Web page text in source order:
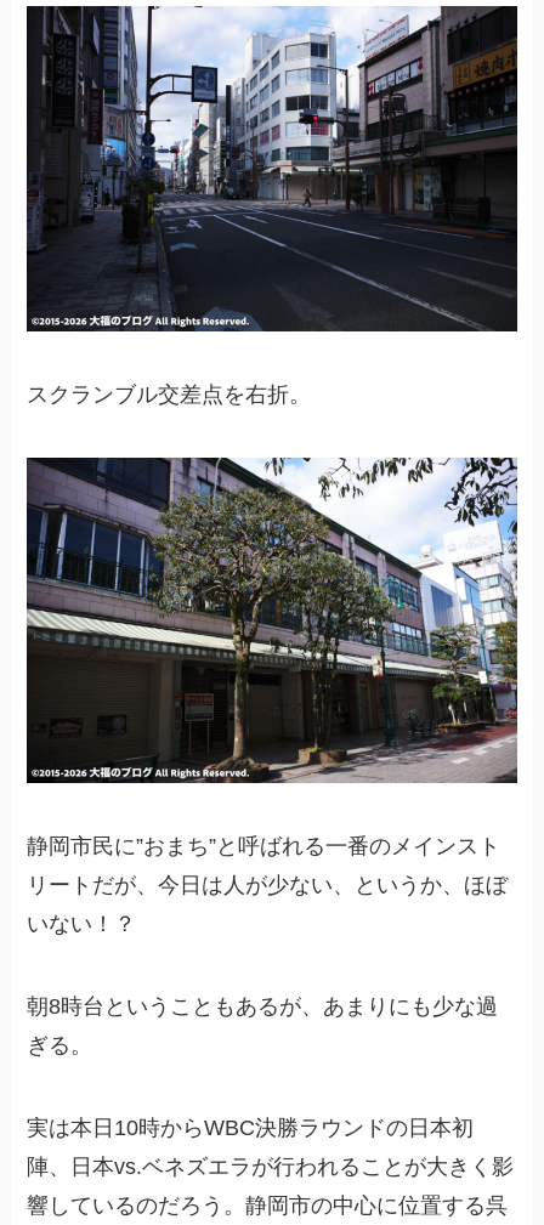
スクランブル交差点を右折。
静岡市民に”おまち”と呼ばれる一番のメインスト
リートだが、今日は人が少ない、というか、ほぼ
いない！？
朝8時台ということもあるが、あまりにも少な過
ぎる。
実は本日10時からWBC決勝ラウンドの日本初
陣、日本vs.ベネズエラが行われることが大きく影
響しているのだろう。静岡市の中心に位置する呉